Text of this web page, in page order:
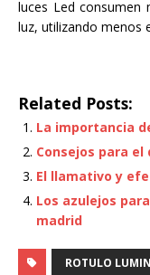
luces Led consumen
luz, utilizando menos
Related Posts:
La importancia
Consejos para
El llamativo y
Los azulejos
madrid
ROTULO